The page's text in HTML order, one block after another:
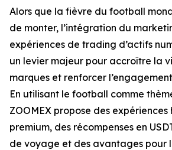
Alors que la fièvre du football
de monter, l’intégration du
expériences de trading d’actifs
un levier majeur pour accroître la
marques et renforcer
En utilisant le football comme
ZOOMEX propose des
premium, des récompenses en
de voyage et des avantages pour